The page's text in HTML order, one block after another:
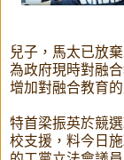
兒子，馬太已放
為政府現時對融
增加對融合教育的
特首梁振英於競
校支援，料今日